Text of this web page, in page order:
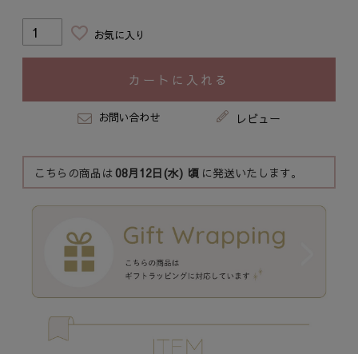
お気に入り
カートに入れる
お問い合わせ レビュー
こちらの商品は08月12日(水) 頃 に発送いたします。